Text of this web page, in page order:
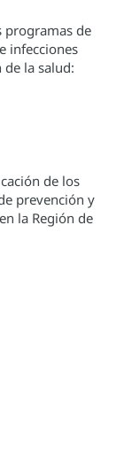
programas de
infecciones
de la salud:
de los
prevención y
la Región de